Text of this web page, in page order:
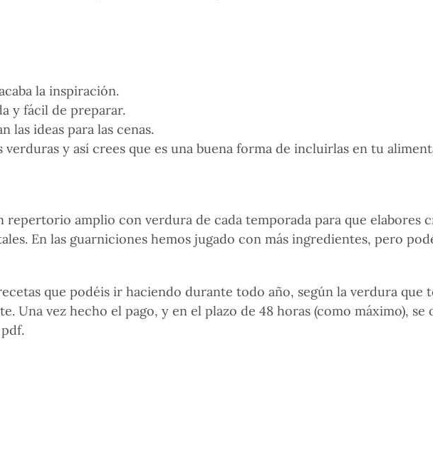
la inspiración.
y fácil de preparar.
las ideas para las cenas.
y así crees que es una buena forma de incluirlas en tu
amplio con verdura de cada temporada para que elabores
En las guarniciones hemos jugado con más ingredientes, pero
que podéis ir haciendo durante todo año, según la verdura que
Una vez hecho el pago, y en el plazo de 48 horas (como máximo),